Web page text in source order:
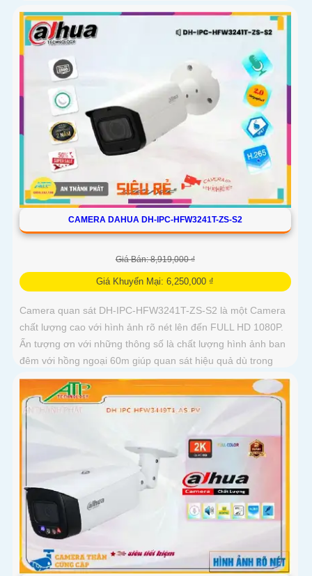
CAMERA DAHUA DH-IPC-HFW3241T-ZS-S2
Giá Bán: 8,919,000 ₫
Giá Khuyến Mại: 6,250,000 ₫
Camera quan sát DH-IPC-HFW3241T-ZS-S2 là một Camera
chất lượng cao với hình ảnh rõ nét lên đến FULL HD 1080P.
Ấn tượng ơn với những thông số là chất lượng hình ảnh ban
đêm với hồng ngoại 60m giúp quan sát hiệu quả dù trong
điều kiện ánh sáng yếu